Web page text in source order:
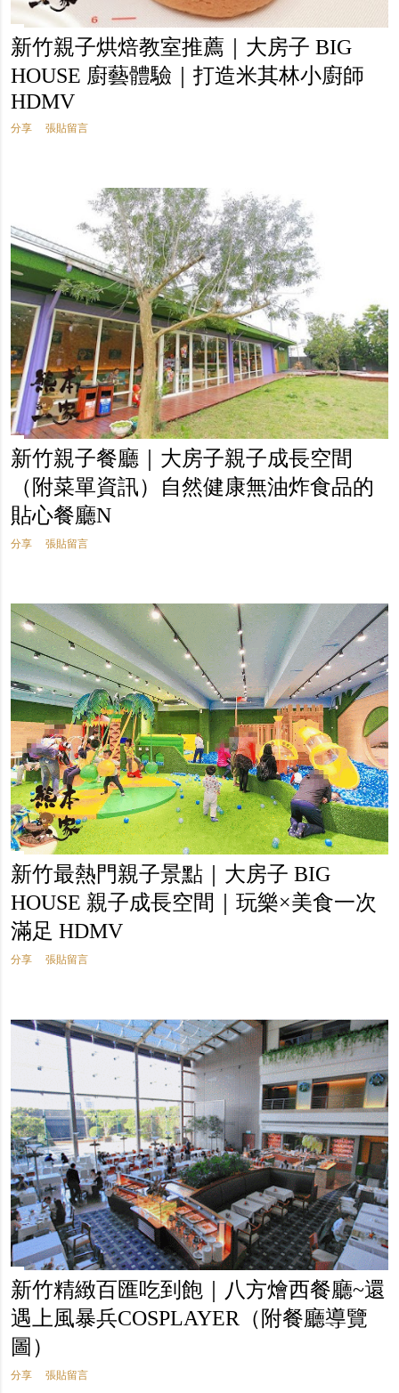
新竹親子烘焙教室推薦｜大房子 BIG
HOUSE 廚藝體驗｜打造米其林小廚師
HDMV
分享 張貼留言
新竹親子餐廳｜大房子親子成長空間
（附菜單資訊）自然健康無油炸食品的
貼心餐廳N
分享 張貼留言
新竹最熱門親子景點｜大房子 BIG
HOUSE 親子成長空間｜玩樂×美食一次
滿足 HDMV
分享 張貼留言
新竹精緻百匯吃到飽｜八方燴西餐廳~還
遇上風暴兵COSPLAYER（附餐廳導覽
圖）
分享 張貼留言